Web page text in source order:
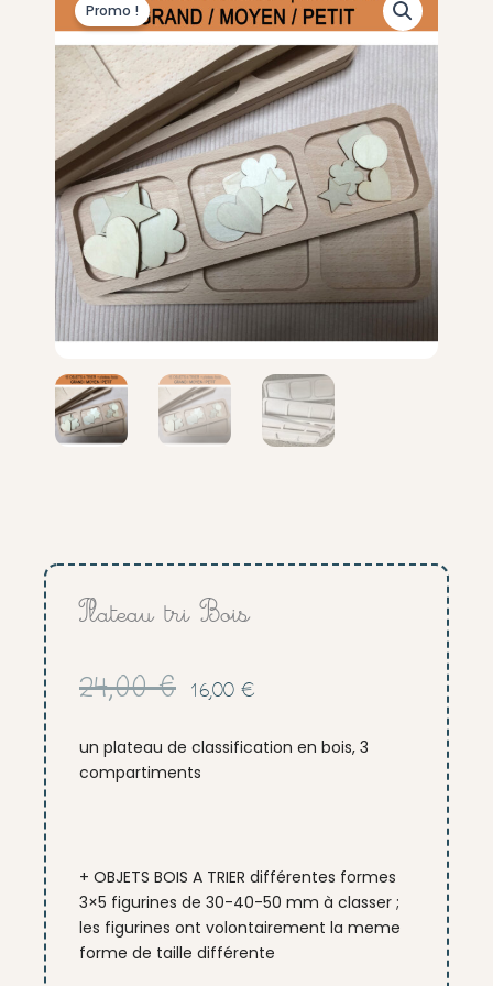
Plateau tri Bois
24,00€ Le
prix
initial
était :
24,00 €.
16,00 €
actuel
est :
un plateau de classification en bois, 3
compartiments
+ OBJETS BOIS A TRIER différentes formes
3×5 figurines de 30-40-50 mm à classer ;
les figurines ont volontairement la meme
forme de taille différente
Promo !